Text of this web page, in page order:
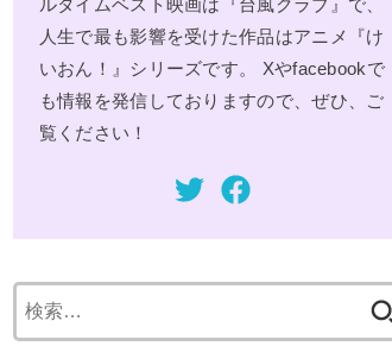
ルタイムベスト映画は『台風クラブ』で、
人生で最も影響を受けた作品はアニメ『け
いおん！』シリーズです。 Xやfacebookで
も情報を発信しておりますので、ぜひ、ご
覧ください！